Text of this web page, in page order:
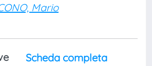
Mario
Scheda completa